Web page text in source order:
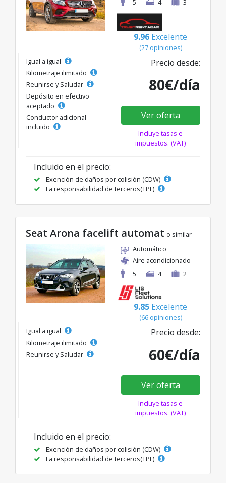
9.96 Excelente
(27 opiniones)
Igual a igual
Kilometraje ilimitado
Reunirse y Saludar
Depósito en efectivo
aceptado
Conductor adicional
incluido
Precio desde:
80€/día
Ver oferta
Incluye tasas e
impuestos. (VAT)
Incluido en el precio:
Exención de daños por colisión (CDW)
La responsabilidad de terceros(TPL)
Seat Arona facelift automat o similar
Automático
Aire acondicionado
5
4 2
9.85 Excelente
(66 opiniones)
Igual a igual
Kilometraje ilimitado
Reunirse y Saludar
Precio desde:
60€/día
Ver oferta
Incluye tasas e
impuestos. (VAT)
Incluido en el precio:
Exención de daños por colisión (CDW)
La responsabilidad de terceros(TPL)